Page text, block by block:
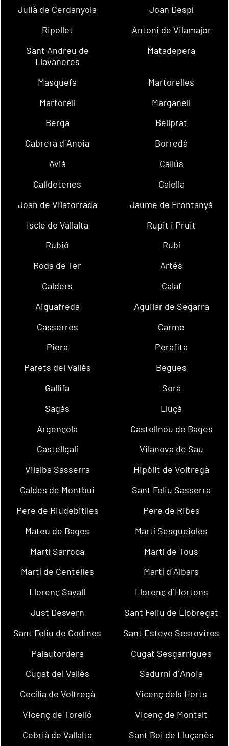
Julià de Cerdanyola
Joan Despí
Ripollet
Antoni de Vilamajor
Sant Andreu de
Llavaneres
Matadepera
Masquefa
Martorelles
Martorell
Marganell
Berga
Bellprat
Cabrera d´Anoia
Borredà
Avià
Callús
Calldetenes
Calella
Joan de Vilatorrada
Jaume de Frontanyà
Iscle de Vallalta
Rupit i Pruit
Rubió
Rubí
Roda de Ter
Artés
Calders
Calaf
Aiguafreda
Aguilar de Segarra
Casserres
Carme
Piera
Perafita
Parets del Vallès
Begues
Gallifa
Sora
Sagàs
Lluçà
Argençola
Castellnou de Bages
Castellgalí
Vilanova de Sau
Vilalba Sasserra
Hipòlit de Voltregà
Caldes de Montbui
Sant Feliu Sasserra
Pere de Riudebitlles
Pere de Ribes
Mateu de Bages
Martí Sesgueioles
Martí Sarroca
Martí de Tous
Martí de Centelles
Martí d´Albars
Llorenç Savall
Llorenç d´Hortons
Just Desvern
Sant Feliu de Llobregat
Sant Feliu de Codines
Sant Esteve Sesrovires
Palautordera
Cugat Sesgarrigues
Cugat del Vallès
Sadurní d´Anoia
Cecília de Voltregà
Vicenç dels Horts
Vicenç de Torelló
Vicenç de Montalt
Cebrià de Vallalta
Sant Boi de Lluçanès